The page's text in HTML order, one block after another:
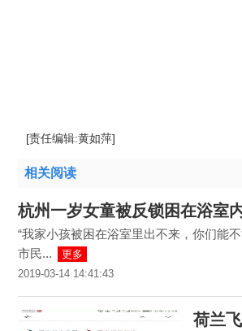
[责任编辑:黄如萍]
相关阅读
杭州一岁女童被反锁困在浴室
“我家小孩被困在浴室里出不来，你们能
市民...
更多
2019-03-14 14:41:43
荷兰